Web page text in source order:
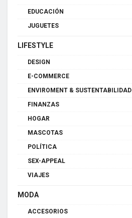
EDUCACIÓN
JUGUETES
LIFESTYLE
DESIGN
E-COMMERCE
ENVIROMENT & SUSTENTABILIDAD
FINANZAS
HOGAR
MASCOTAS
POLÍTICA
SEX-APPEAL
VIAJES
MODA
ACCESORIOS